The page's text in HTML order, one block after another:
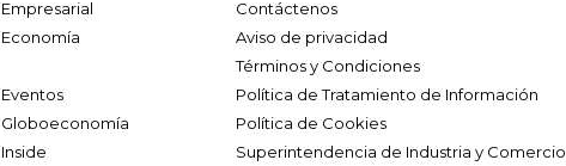
Empresarial
Economía
Eventos
Globoeconomía
Inside
Contáctenos
Aviso de privacidad
Términos y Condiciones
Política de Tratamiento de Información
Política de Cookies
Superintendencia de Industria y Comercio